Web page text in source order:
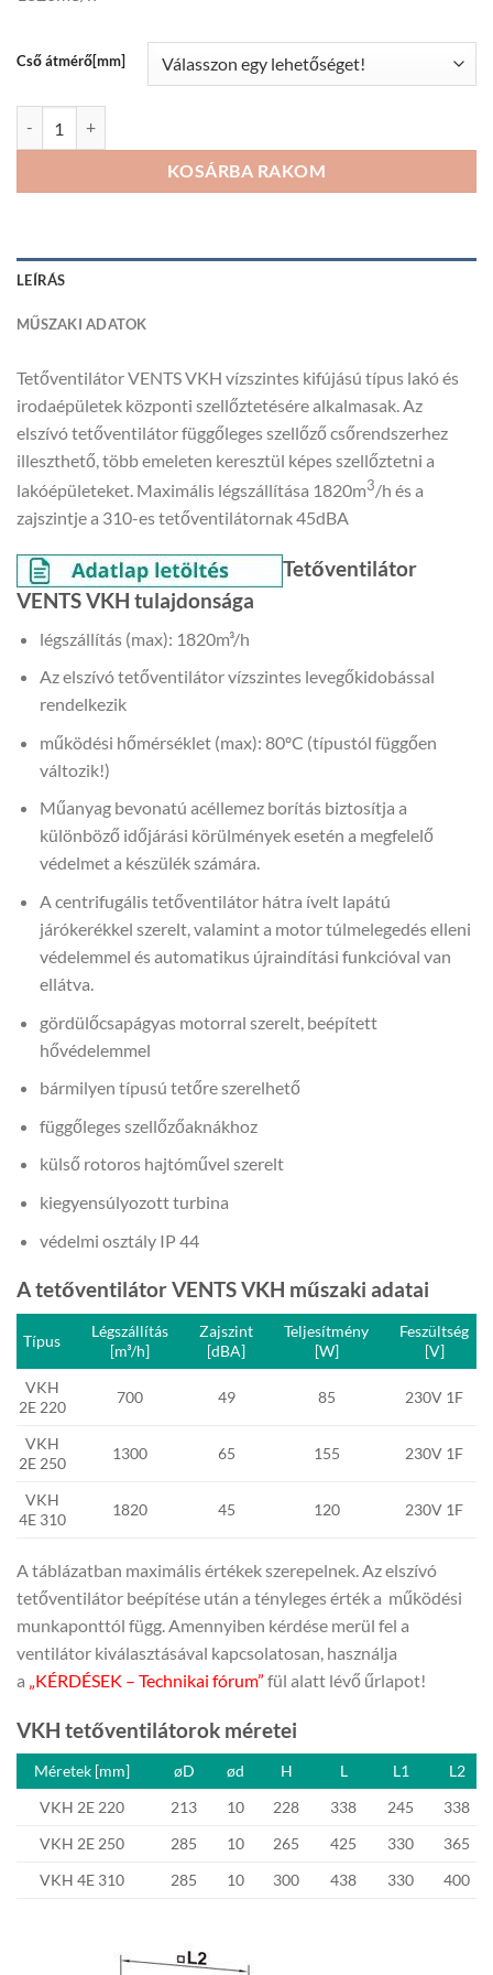
Cső átmérő[mm]
KOSÁRBA RAKOM
LEÍRÁS
MŰSZAKI ADATOK
Tetőventilátor VENTS VKH vízszintes kifújású típus lakó és
irodaépületek központi szellőztetésére alkalmasak. Az
elszívó tetőventilátor függőleges szellőző csőrendszerhez
illeszthető, több emeleten keresztül képes szellőztetni a
lakóépületeket. Maximális légszállítása 1820m3/h és a
zajszintje a 310-es tetőventilátornak 45dBA
Tetőventilátor
VENTS VKH tulajdonsága
légszállítás (max): 1820m³/h
Az elszívó tetőventilátor vízszintes levegőkidobással
rendelkezik
működési hőmérséklet (max): 80ºC (típustól függően
változik!)
Műanyag bevonatú acéllemez borítás biztosítja a
különböző időjárási körülmények esetén a megfelelő
védelmet a készülék számára.
A centrifugális tetőventilátor hátra ívelt lapátú
járókerékkel szerelt, valamint a motor túlmelegedés elleni
védelemmel és automatikus újraindítási funkcióval van
ellátva.
gördülőcsapágyas motorral szerelt, beépített
hővédelemmel
bármilyen típusú tetőre szerelhető
függőleges szellőzőaknákhoz
külső rotoros hajtóművel szerelt
kiegyensúlyozott turbina
védelmi osztály IP 44
A tetőventilátor VENTS VKH műszaki adatai
VKH
2E 220
700 49 85 230V 1F
VKH
2E 250
1300 65 155 230V 1F
VKH
4E 310
1820 45 120 230V 1F
Típus
Légszállítás
[m³/h]
Zajszint
[dBA]
Teljesítmény
[W]
Feszültség
[V]
A táblázatban maximális értékek szerepelnek. Az elszívó
tetőventilátor beépítése után a tényleges érték a működési
munkaponttól függ. Amennyiben kérdése merül fel a
ventilátor kiválasztásával kapcsolatosan, használja
a „KÉRDÉSEK – Technikai fórum” fül alatt lévő űrlapot!
VKH tetőventilátorok méretei
VKH 2E 220 213 10 228 338 245
338
VKH 2E 250
285 10 265 425 330
365
VKH 4E 310
285 10 300 438 330 400
Méretek [mm] øD ød H L L1 L2